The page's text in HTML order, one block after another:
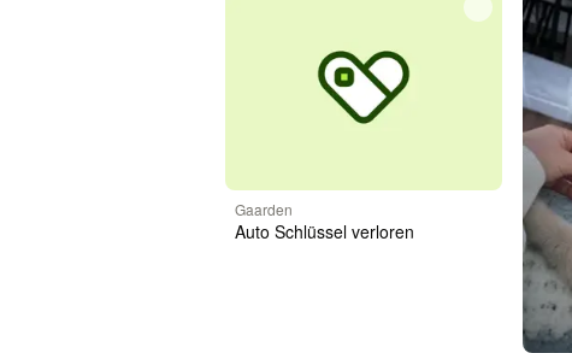
Gaarden
Auto Schlüssel verloren